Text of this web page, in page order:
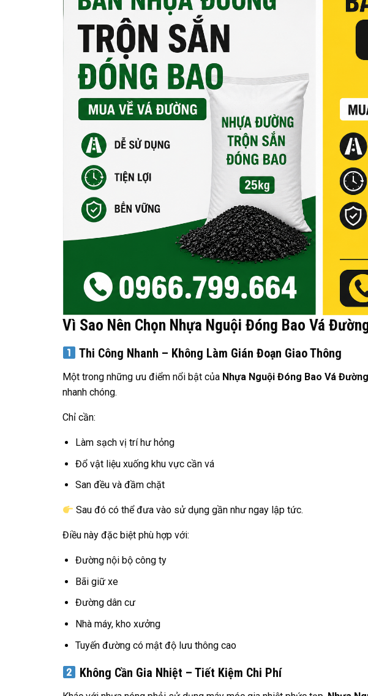
Vì Sao Nên Chọn Nhựa Nguội Đóng Bao Vá
Thi Công Nhanh – Không Làm Gián Đoạn Giao Thông
Một trong những ưu điểm nổi bật của Nhựa Nguội Đóng Bao Vá
nhanh chóng.
Chỉ cần:
Làm sạch vị trí hư hỏng
Đổ vật liệu xuống khu vực cần vá
San đều và đầm chặt
Sau đó có thể đưa vào sử dụng gần như ngay lập tức.
Điều này đặc biệt phù hợp với:
Đường nội bộ công ty
Bãi giữ xe
Đường dân cư
Nhà máy, kho xưởng
Tuyến đường có mật độ lưu thông cao
Không Cần Gia Nhiệt – Tiết Kiệm Chi Phí